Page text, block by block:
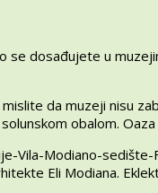
se dosađujete u
da muzeji nisu
obalom.
Eli Modiana.